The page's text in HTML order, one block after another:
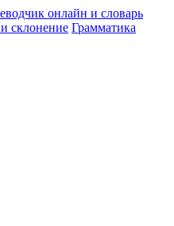
и склонение Грамматика